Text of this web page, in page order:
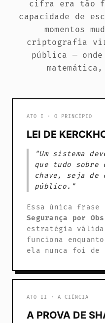
cifra era tão
capacidade de
momentos
criptografia
pública — onde
ATO I · O PRINCÍPIO
LEI DE
"Um sistema
que tudo
chave, seja de
público."
Essa única frase
Segurança por
estratégia
funciona
ela nunca foi de
ATO II · A CIÊNCIA
A PROVA DE